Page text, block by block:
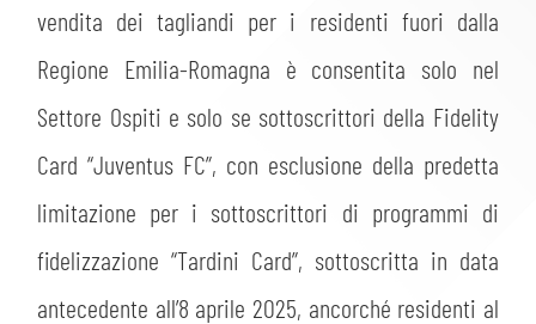
vendita dei tagliandi per i residenti fuori dalla
Regione Emilia-Romagna è consentita solo nel
Settore Ospiti e solo se sottoscrittori della Fidelity
Card “Juventus FC”, con esclusione della predetta
limitazione per i sottoscrittori di programmi di
fidelizzazione “Tardini Card”, sottoscritta in data
antecedente all’8 aprile 2025, ancorché residenti al